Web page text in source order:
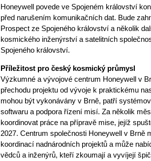
Honeywell povede ve Spojeném království
před narušením komunikačních dat. Bude
Prospect ze Spojeného království a několik
kosmického inženýrství a satelitních
Spojeného království.
Příležitost pro český kosmický průmysl
Výzkumné a vývojové centrum Honeywell v
přechodu projektu od vývoje k praktickému
mohou být vykonávány v Brně, patří
softwaru a podpora řízení misí. Za několik
koordinovat práce na přípravě mise, jejíž
2027. Centrum společnosti Honeywell v Brně
koordinací nadnárodních projektů a může
vědců a inženýrů, kteří zkoumají a vyvíjejí